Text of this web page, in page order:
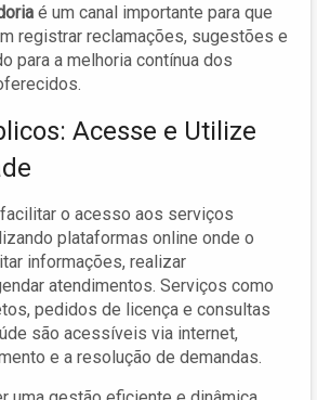
é um canal importante para que
registrar reclamações, sugestões e
para a melhoria contínua dos
Acesse e Utilize
o acesso aos serviços
plataformas online onde o
informações, realizar
atendimentos. Serviços como
pedidos de licença e consultas
são acessíveis via internet,
e a resolução de demandas.